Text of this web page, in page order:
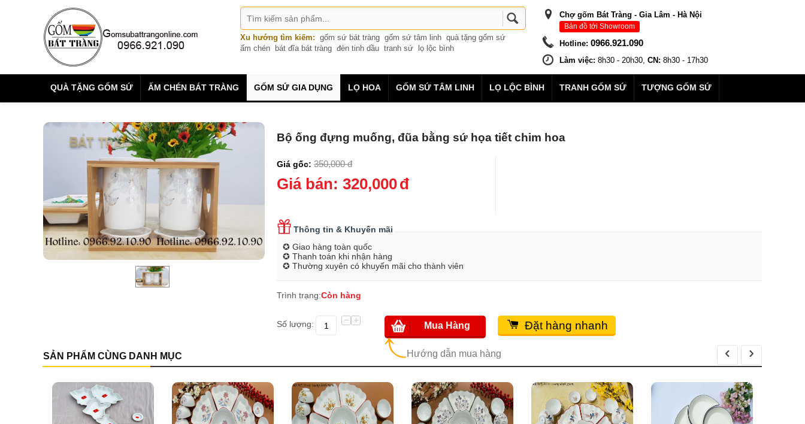
Xu hướng tìm kiếm: gốm sứ bát tràng gốm sứ tâm linh quà tặng gốm sứ
ấm chén
bát đĩa bát tràng đèn tinh dầu tranh sứ lọ lộc bình
Chợ gốm Bát Tràng - Gia Lâm - Hà Nội
Bản đồ tới Showroom
Hotline: 0966.921.090
Làm việc: 8h30 - 20h30, CN: 8h30 - 17h30
QUÀ TẶNG GỐM SỨ ẤM CHÉN BÁT TRÀNG GỐM SỨ GIA DỤNG LỌ HOA GỐM SỨ TÂM LINH LỌ LỘC BÌNH TRANH GỐM SỨ TƯỢNG GỐM SỨ
Bộ ống đựng muống, đũa bằng sứ họa tiết chim hoa
Giá gốc: 350,000 đ
Giá bán: 320,000đ
Thông tin & Khuyến mãi
✪ Giao hàng toàn quốc
✪ Thanh toán khi nhận hàng
✪ Thường xuyên có khuyến mãi cho thành viên
Trình trạng:Còn hàng
Số lượng: +
−
Hướng dẫn mua hàng
Mua Hàng Đặt hàng nhanh
SẢN PHẨM CÙNG DANH MỤC